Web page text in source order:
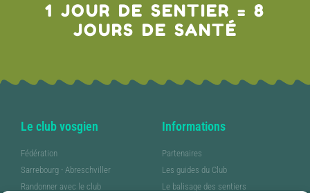
1 JOUR DE SENTIER = 8
JOURS DE SANTÉ
Le club vosgien
Fédération
Sarrebourg - Abreschviller
Randonner avec le club
Informations
Partenaires
Les guides du Club
Le balisage des sentiers